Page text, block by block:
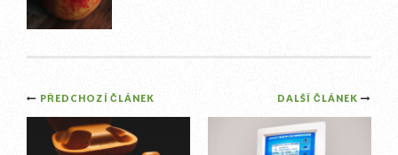
Post
navigation
DALŠÍ ČLÁNEK
PŘEDCHOZÍ ČLÁNEK